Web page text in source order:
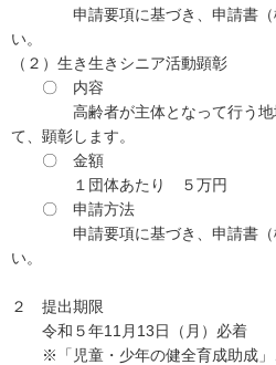
申請要項に基づき、申請書（様
い。
（２）生き生きシニア活動顕彰
〇 内容
高齢者が主体となって行う地域
て、顕彰します。
〇 金額
１団体あたり ５万円
〇 申請方法
申請要項に基づき、申請書（様
い。
２ 提出期限
令和５年11月13日（月）必着
※「児童・少年の健全育成助成」